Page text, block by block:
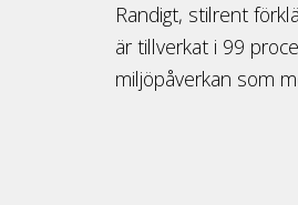
Randigt, stilrent
är tillverkat i 99
miljöpåverkan som